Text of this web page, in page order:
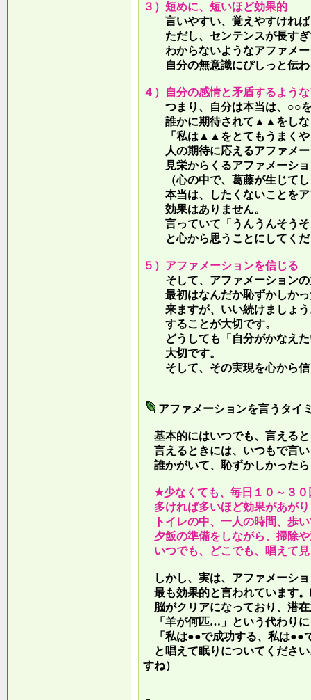
３）短めに、短いほど効果的
言いやすい、覚えやすければ
ただし、センテンスが長すぎ
わからないようなアファメー
自分の無意識にぴしっと伝わ
４）自分の感情と矛盾するよう
つまり、自分は本当は、○○を
誰かに期待されて▲▲をしな
「私は▲▲をとてもうまくや
人の期待に応えるアファメ
見栄からくるアファメーショ
（心の中で、葛藤が生じてし
本当は、したくないことをア
効果はありません。
言っていて 「うんうんそう
と心から思うことにしてくだ
５）アファメーションを信じる
そして、アファメーションの
最初はなんだか恥ずかしかっ
来ますが、いい続けましょう
することが大切です。
どうしても「自分がかなえた
大切です。
そして、その実現を心から信
アファメーションを言うタイ
基本的にはいつでも、言える
言えるときには、いつもで言
誰かがいて、恥ずかしかった
★少なくても、毎日１０～３０
多ければ多いほど効果があが
トイレの中、一人の時間、歩
夕飯の準備をしながら、掃除
いつでも、どこでも、唱えて
しかし、実は、アファメーシ
最も効果的と言われています
脳がクリアになっており、潜
「羊が何匹…」という代わりに
「私は●●で成功する、私は●●
と唱えて眠りについてくださ
すね）